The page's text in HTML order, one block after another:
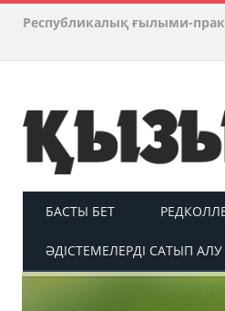
Республикалық ғылыми-
БАСТЫ БЕТ
ӘДІСТЕМЕЛЕРДІ САТЫП АЛУ